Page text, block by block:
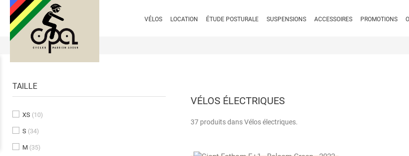
VÉLOS LOCATION ÉTUDE POSTURALE SUSPENSIONS ACCESSOIRES PROMOTIONS
TAILLE
XS (10)
S (34)
M (35)
VÉLOS ÉLECTRIQUES
37 produits dans Vélos électriques.